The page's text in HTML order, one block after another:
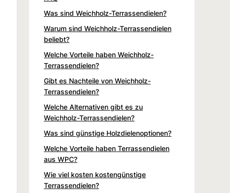
Was sind Weichholz-Terrassendielen?
Warum sind Weichholz-Terrassendielen
beliebt?
Welche Vorteile haben Weichholz-
Terrassendielen?
Gibt es Nachteile von Weichholz-
Terrassendielen?
Welche Alternativen gibt es zu
Weichholz-Terrassendielen?
Was sind günstige Holzdielenoptionen?
Welche Vorteile haben Terrassendielen
aus WPC?
Wie viel kosten kostengünstige
Terrassendielen?